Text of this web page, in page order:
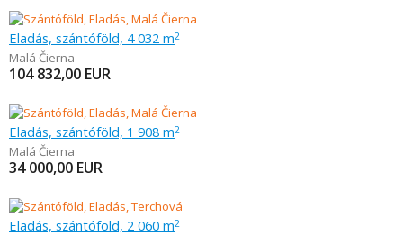
Eladás, szántóföld, 4 032 m2
Malá Čierna
104 832,00 EUR
Eladás, szántóföld, 1 908 m2
Malá Čierna
34 000,00 EUR
Eladás, szántóföld, 2 060 m2